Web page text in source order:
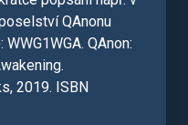
QAnonu
QAnon:
2019. ISBN